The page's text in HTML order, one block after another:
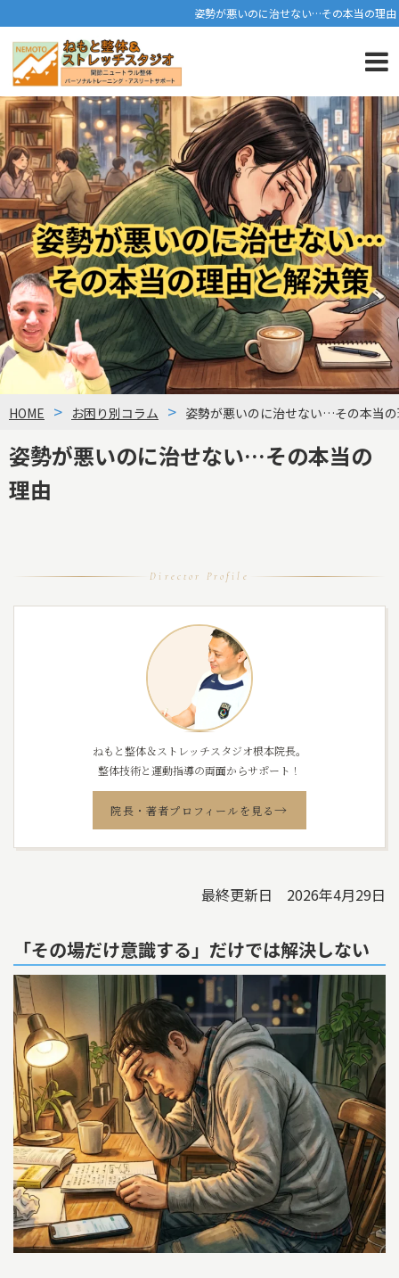
姿勢が悪いのに治せない…その本当の理由
姿勢が悪いのに治せない…その本当の
理由
HOME お困り別コラム 姿勢が悪いのに治せない…その本当
Director Profile
ねもと整体＆ストレッチスタジオ根本院長。
整体技術と運動指導の両面からサポート！
院長・著者プロフィールを見る→
最終更新日 2026年4月29日
「その場だけ意識する」だけでは解決しない